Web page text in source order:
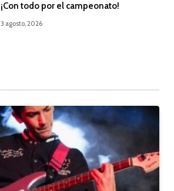
¡Con todo por el campeonato!
3 agosto, 2026